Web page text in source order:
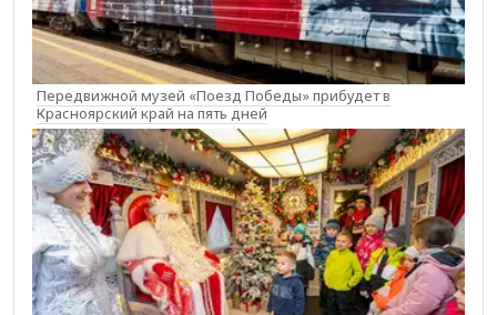
Передвижной музей «Поезд Победы» прибудет в
Красноярский край на пять дней